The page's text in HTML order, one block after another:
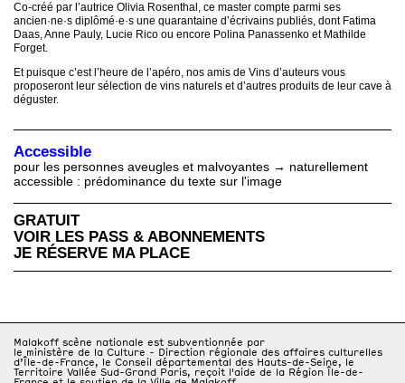
Co-créé par l’autrice Olivia Rosenthal, ce master compte parmi ses
ancien·ne·s diplômé·e·s une quarantaine d’écrivains publiés, dont Fatima
Daas, Anne Pauly, Lucie Rico ou encore Polina Panassenko et Mathilde
Forget.
Et puisque c’est l’heure de l’apéro, nos amis de Vins d’auteurs vous
proposeront leur sélection de vins naturels et d’autres produits de leur cave à
déguster.
Accessible
pour les personnes aveugles et malvoyantes → naturellement
accessible : prédominance du texte sur l'image
GRATUIT
VOIR LES PASS & ABONNEMENTS
JE RÉSERVE MA PLACE
Malakoff scène nationale est subventionnée par
le ministère de la Culture - Direction régionale des affaires culturelles
d’Île-de-France, le Conseil départemental des Hauts-de-Seine, le
Territoire Vallée Sud-Grand Paris, reçoit l'aide de la Région Île-de-